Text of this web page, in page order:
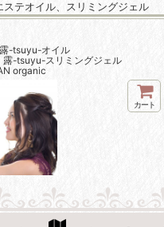
テオイル、スリミングジェル
-tsuyu-オイル
露-tsuyu-スリミングジェル
organic
カート